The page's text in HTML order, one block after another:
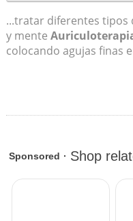
...tratar diferentes tipos
y mente
colocando agujas finas